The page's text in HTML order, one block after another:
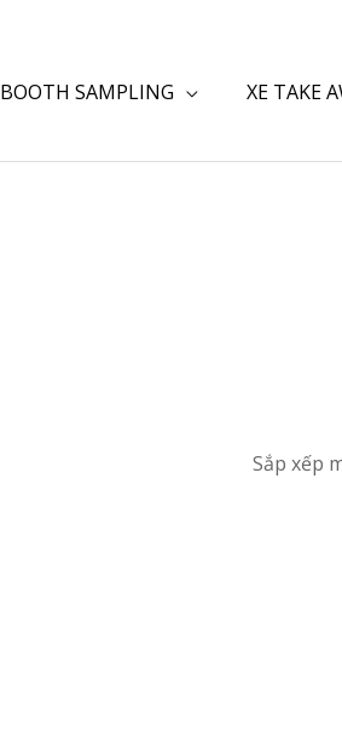
BOOTH SAMPLING XE TAKE